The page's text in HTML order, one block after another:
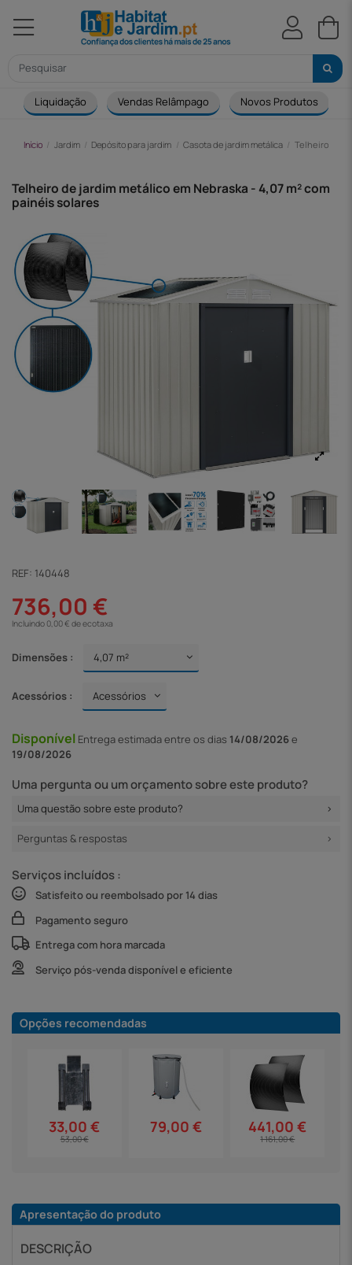
Liquidação Vendas Relâmpago Novos Produtos
Início Jardim Depósito para jardim Casota de jardim metálica Telheiro de
Telheiro de jardim metálico em Nebraska - 4,07 m² com
painéis solares
REF: 140448
736,00 €
Incluindo 0,00 € de ecotaxa
Dimensões :
Acessórios :
Disponível Entregaestimada entre os dias 14/08/2026e
19/08/2026
Uma pergunta ou um orçamento sobre este produto?
Uma questão sobre este produto?
Perguntas & respostas
Serviços incluídos :
Satisfeito ou reembolsado por 14 dias
Pagamento seguro
Entrega com hora marcada
Serviço pós-venda disponível e eficiente
Opções recomendadas
33,00 €
53,00 €
79,00 € 441,00 €
1 161,00 €
Apresentação do produto
DESCRIÇÃO